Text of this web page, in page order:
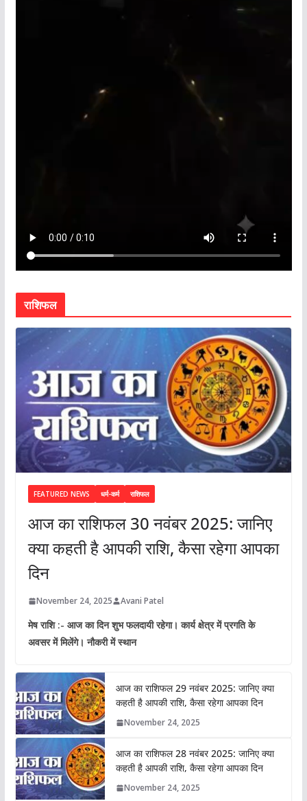
राशिफल
FEATURED NEWS धर्म-कर्म राशिफल
आज का राशिफल 30 नवंबर 2025: जानिए
क्या कहती है आपकी राशि, कैसा रहेगा आपका
दिन
November 24, 2025 Avani Patel
मेष राशि :- आज का दिन शुभ फलदायी रहेगा। कार्य क्षेत्र में प्रगति के
अवसर में मिलेंगे। नौकरी में स्थान
आज का राशिफल 29 नवंबर 2025: जानिए क्या
कहती है आपकी राशि, कैसा रहेगा आपका दिन
November 24, 2025
आज का राशिफल 28 नवंबर 2025: जानिए क्या
कहती है आपकी राशि, कैसा रहेगा आपका दिन
November 24, 2025